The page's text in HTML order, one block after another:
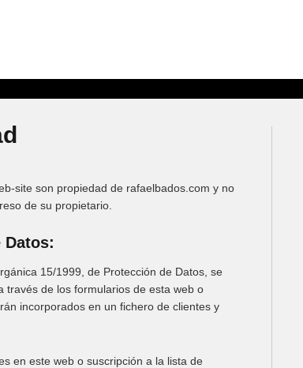
site son propiedad de rafaelbados.com y no
de su propietario.
Datos:
15/1999, de Protección de Datos, se
través de los formularios de esta web o
incorporados en un fichero de clientes y
en este web o suscripción a la lista de